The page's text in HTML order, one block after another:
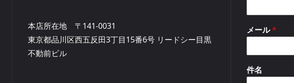
本店所在地 〒141-0031
東京都品川区西五反田3丁目15番6号 リードシー目黒
不動前ビル
メール*
件名